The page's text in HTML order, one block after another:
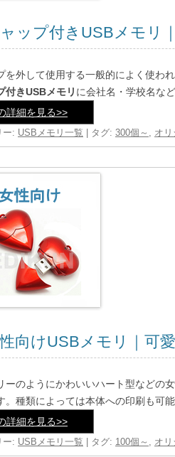
ップ付きUSBメモリ
を外して使用する一般的によく使わ
付きUSBメモリ に会社名・学校名な
詳細を見る>>
ー: USBメモリ一覧 | タグ: 300個～ オ
向けUSBメモリ｜可
ーのようにかわいいハート型などの
。種類によっては本体への印刷も可能
詳細を見る>>
ー: USBメモリ一覧 | タグ: 100個～ オ